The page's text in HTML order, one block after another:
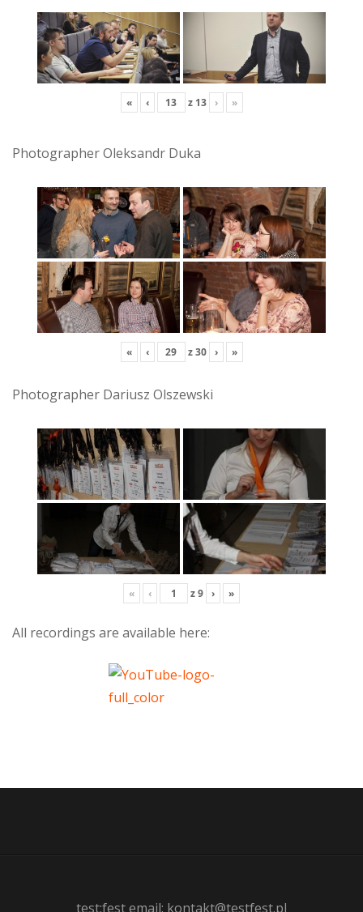
« ‹ z 13 › »
Photographer Oleksandr Duka
« ‹ z30 › »
Photographer Dariusz Olszewski
« ‹ z9 › »
All recordings are available here:
test:fest email: kontakt@testfest.pl